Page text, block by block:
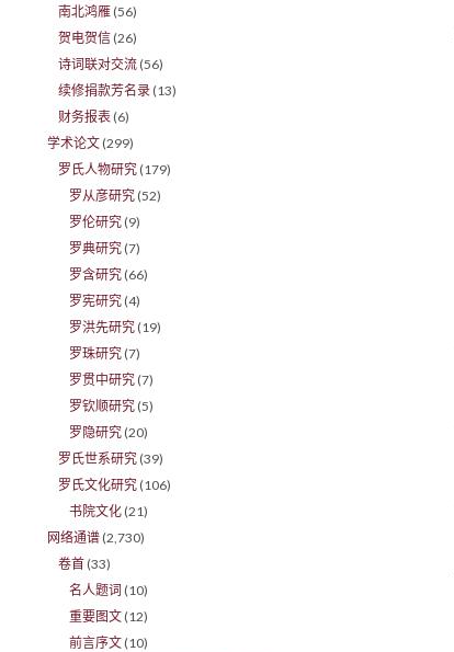
南北鸿雁 (56)
贺电贺信 (26)
诗词联对交流 (56)
续修捐款芳名录 (13)
财务报表 (6)
学术论文 (299)
罗氏人物研究 (179)
罗从彦研究 (52)
罗伦研究 (9)
罗典研究 (7)
罗含研究 (66)
罗宪研究 (4)
罗洪先研究 (19)
罗珠研究 (7)
罗贯中研究 (7)
罗钦顺研究 (5)
罗隐研究 (20)
罗氏世系研究 (39)
罗氏文化研究 (106)
书院文化 (21)
网络通谱 (2,730)
卷首 (33)
名人题词 (10)
重要图文 (12)
前言序文 (10)